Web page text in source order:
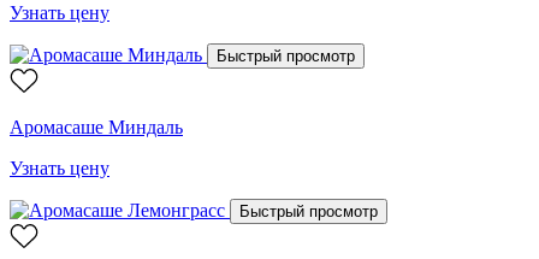
Узнать цену
Быстрый просмотр
Аромасаше Миндаль
Узнать цену
Быстрый просмотр